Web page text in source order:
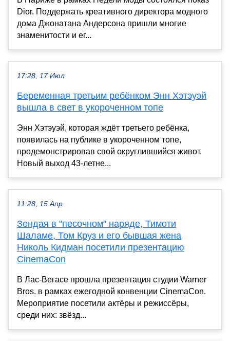
Dior. Поддержать креативного директора модного
дома Джонатана Андерсона пришли многие
знаменитости и ег...
17:28, 17 Июл
Беременная третьим ребёнком Энн Хэтэуэй
вышла в свет в укороченном топе
Энн Хэтэуэй, которая ждёт третьего ребёнка,
появилась на публике в укороченном топе,
продемонстрировав свой округлившийся живот.
Новый выход 43-летне...
11:28, 15 Апр
Зендая в "песочном" наряде, Тимоти
Шаламе, Том Круз и его бывшая жена
Николь Кидман посетили презентацию
CinemaCon
В Лас-Вегасе прошла презентация студии Warner
Bros. в рамках ежегодной конвенции CinemaCon.
Мероприятие посетили актёры и режиссёры,
среди них: звёзд...